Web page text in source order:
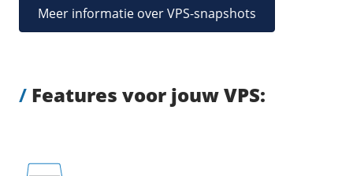
Meer informatie over VPS-snapshots
/ Features voor jouw VPS: